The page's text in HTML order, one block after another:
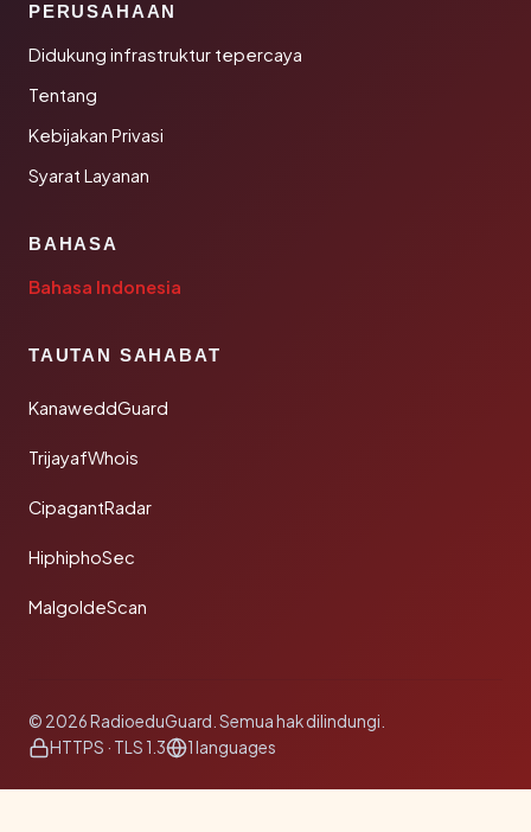
PERUSAHAAN
Didukung infrastruktur tepercaya
Tentang
Kebijakan Privasi
Syarat Layanan
BAHASA
Bahasa Indonesia
TAUTAN SAHABAT
KanaweddGuard
TrijayafWhois
CipagantRadar
HiphiphoSec
MalgoldeScan
© 2026 RadioeduGuard. Semua hak dilindungi.
HTTPS · TLS 1.3
1 languages